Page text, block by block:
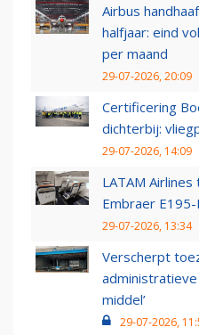
Airbus
halfjaar: eind
per maand
29-07-2026, 20:09
Certificering
dichterbij:
29-07-2026, 14:09
LATAM
Embraer E195-
29-07-2026, 13:34
Verscherpt
administratieve
middel’
29-07-2026,